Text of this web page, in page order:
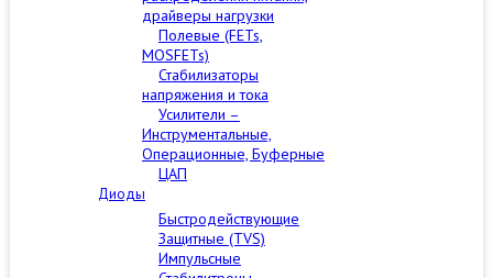
драйверы нагрузки
Полевые (FETs,
MOSFETs)
Стабилизаторы
напряжения и тока
Усилители –
Инструментальные,
Операционные, Буферные
ЦАП
Диоды
Быстродействующие
Защитные (TVS)
Импульсные